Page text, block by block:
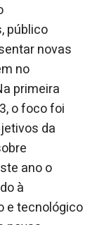
público
novas
no
primeira
o foco foi
da
ano o
à
e tecnológico